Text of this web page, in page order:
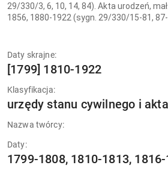
29/330/3, 6, 10, 14, 84). Akta urodzeń,
1856, 1880-1922 (sygn. 29/330/15-81, 87-
Daty skrajne:
[1799] 1810-1922
Klasyfikacja:
urzędy stanu cywilnego i
Nazwa twórcy:
Daty:
1799-1808, 1810-1813,